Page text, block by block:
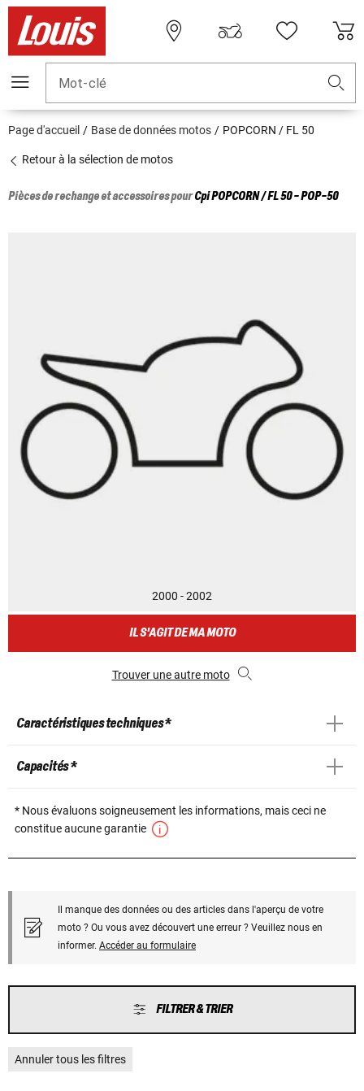
Mot-clé
Page d'accueil Base de données motos POPCORN / FL 50
Retour à la sélection de motos
Pièces de rechange et accessoires pourCpiPOPCORN / FL 50 - POP-50
2000 - 2002
IL S'AGIT DE MA MOTO
Trouver une autre moto
Caractéristiques techniques *
Capacités *
* Nous évaluons soigneusement les informations, mais ceci ne
constitue aucune garantie
Il manque des données ou des articles dans l'aperçu de votre
moto ? Ou vous avez découvert une erreur ? Veuillez nous en
informer. Accéder au formulaire
FILTRER & TRIER
Annuler tous les filtres